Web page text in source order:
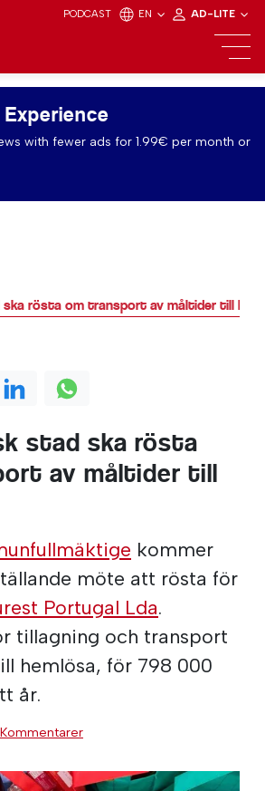
PODCAST EN AD-LITE
with fewer ads for 1.99€ per month or
rösta om transport av måltider till
stad ska rösta
av måltider till
kommer
möte att rösta för
Portugal Lda.
tillagning och transport
hemlösa, för 798 000
år.